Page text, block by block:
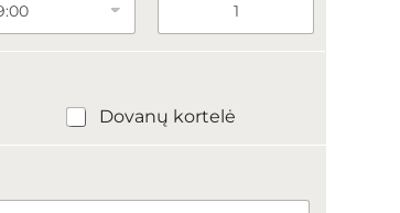
Dovanų kortelė